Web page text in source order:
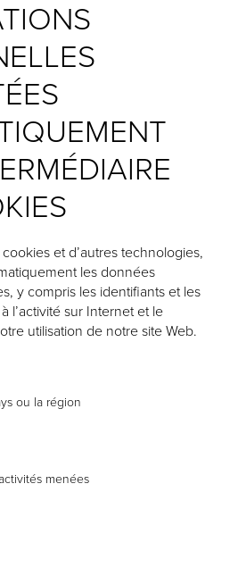
et d’autres technologies,
les données
y compris les identifiants et les
l’activité sur Internet et le
utilisation de notre site Web.
ou la région
menées